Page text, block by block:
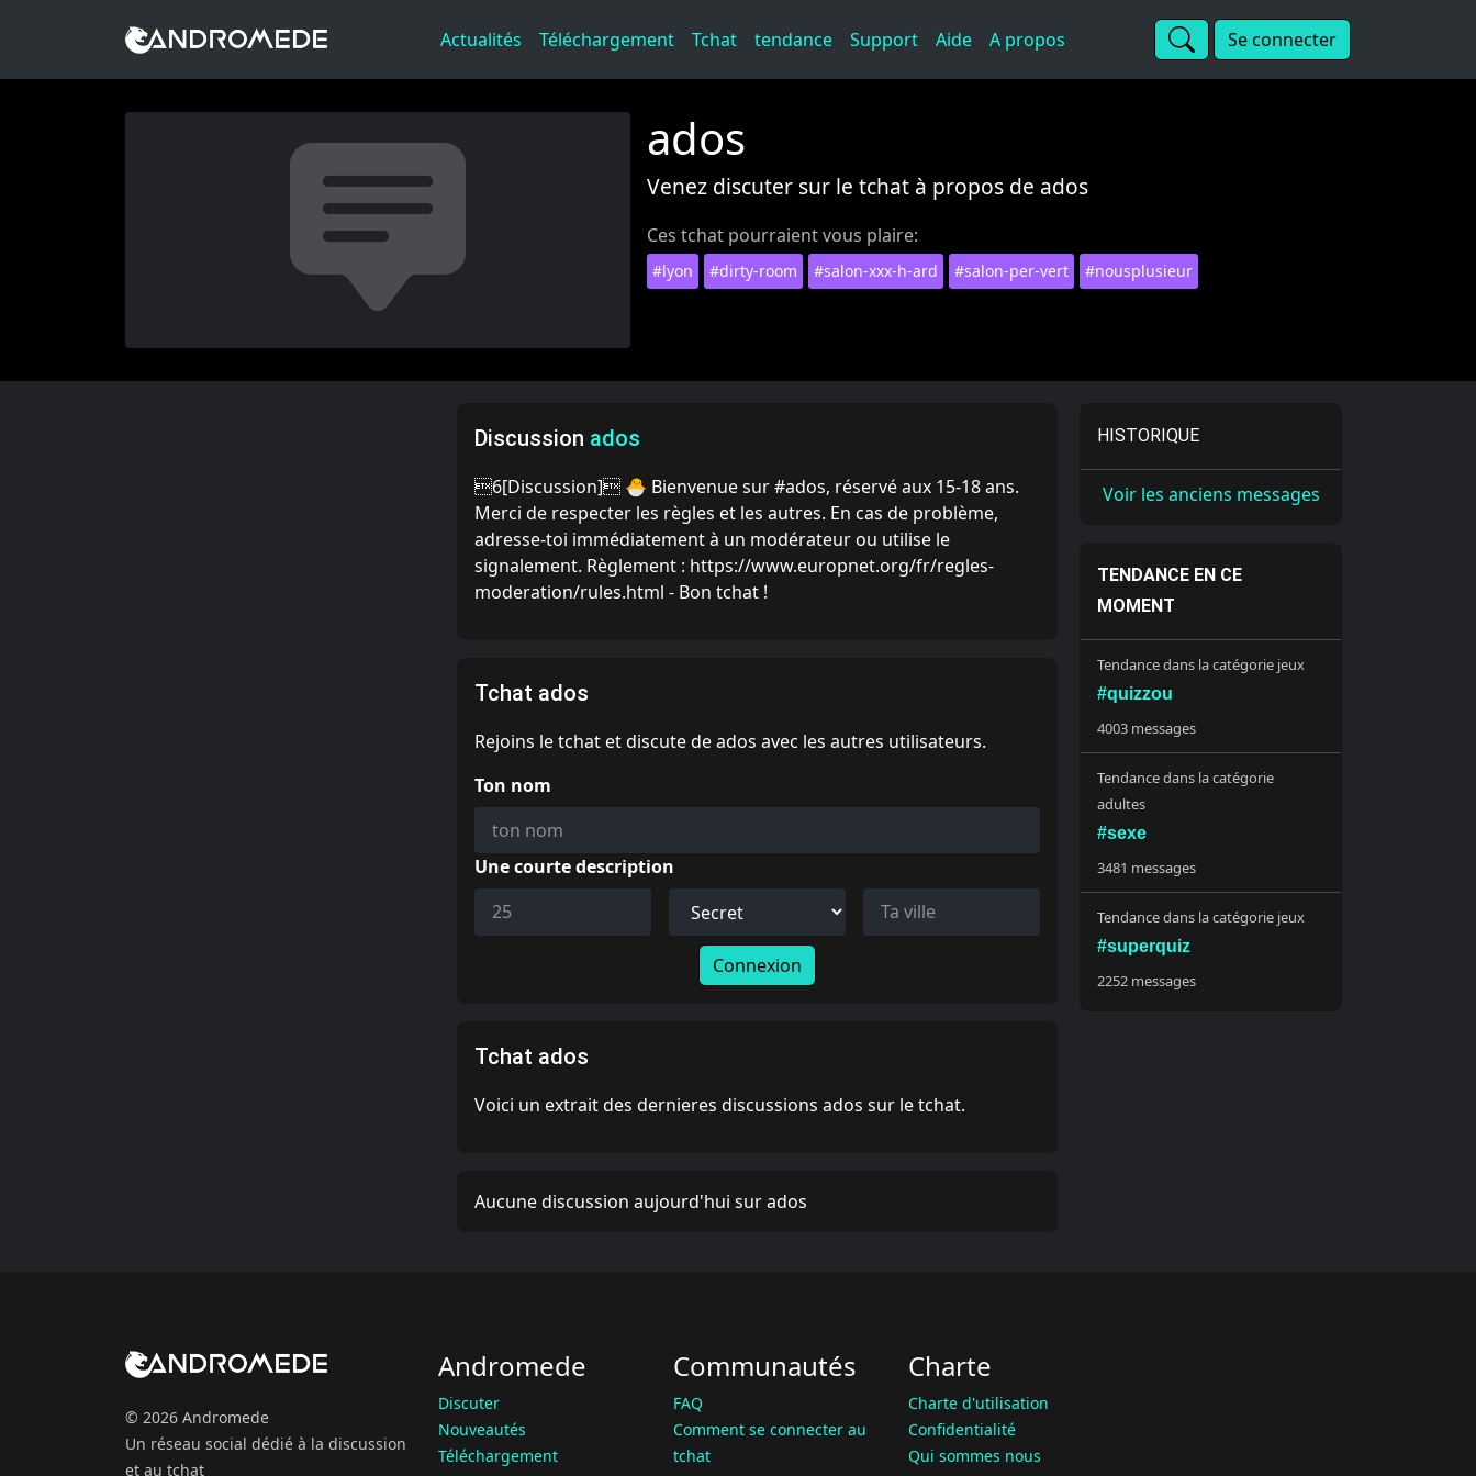
Actualités Téléchargement Tchat tendance Support Aide A propos Se connecter
ados
Venez discuter sur le tchat à propos de ados
Ces tchat pourraient vous plaire:
#lyon #dirty-room #salon-xxx-h-ard #salon-per-vert #nousplusieur
Discussion ados
6[Discussion] 🐣 Bienvenue sur #ados, réservé aux 15-18 ans.
Merci de respecter les règles et les autres. En cas de problème,
adresse-toi immédiatement à un modérateur ou utilise le
signalement. Règlement : https://www.europnet.org/fr/regles-
moderation/rules.html - Bon tchat !
Tchat ados
Rejoins le tchat et discute de ados avec les autres utilisateurs.
Ton nom
Une courte description
Connexion
Tchat ados
Voici un extrait des dernieres discussions ados sur le tchat.
Aucune discussion aujourd'hui sur ados
HISTORIQUE
Voir les anciens messages
TENDANCE EN CE
MOMENT
Tendance dans la catégorie jeux
#quizzou
4003 messages
Tendance dans la catégorie
adultes
#sexe
3481 messages
Tendance dans la catégorie jeux
#superquiz
2252 messages
© 2026 Andromede
Un réseau social dédié à la discussion
et au tchat
Andromede
Discuter
Nouveautés
Téléchargement
Communautés
FAQ
Comment se connecter au
tchat
Charte
Charte d'utilisation
Confidentialité
Qui sommes nous